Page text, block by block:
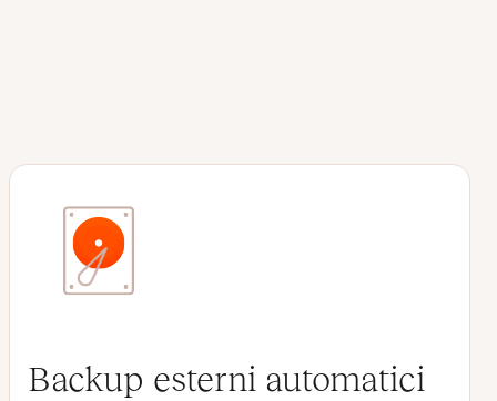
Backup esterni automatici